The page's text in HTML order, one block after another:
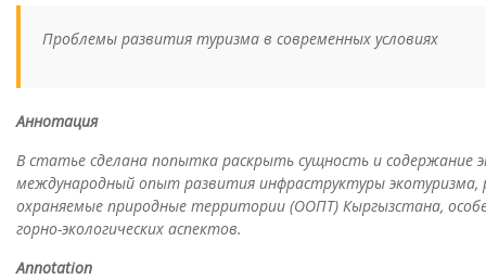
Проблемы развития туризма в современных условиях
Аннотация
В статье сделана попытка раскрыть сущность и содержание
международный опыт развития инфраструктуры экотуризма,
охраняемые природные территории (ООПТ) Кыргызстана,
горно-экологических аспектов.
Annotation